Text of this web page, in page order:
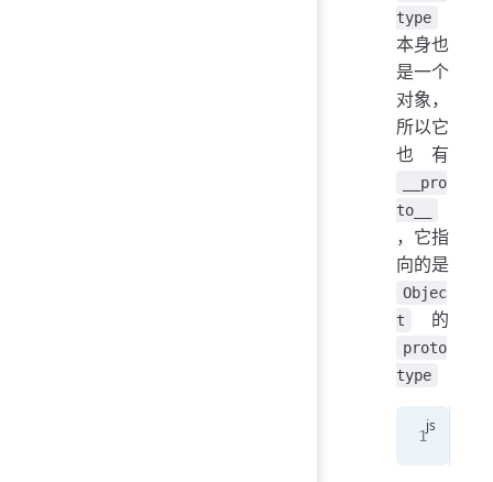
type
本身也
是一个
对象，
所以它
也有
__pro
to__
，它指
向的是
Objec
t
的
proto
type